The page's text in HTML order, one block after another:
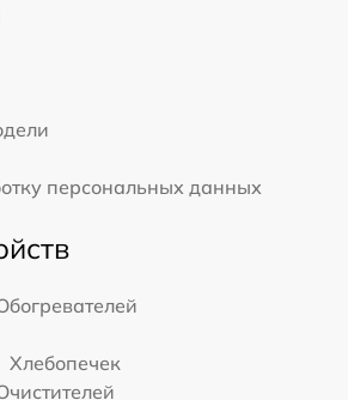
персональных данных
Хлебопечек